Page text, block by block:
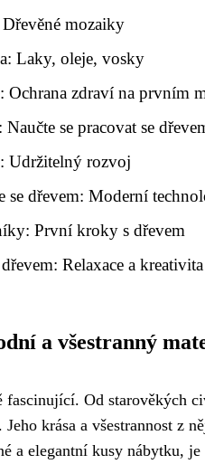
Dřevěné mozaiky
Laky, oleje, vosky
Ochrana zdraví na prvním
se pracovat se
Udržitelný rozvoj
se dřevem: Moderní
První kroky s dřevem
Relaxace a kreativita
a všestranný
fascinující. Od starověkých
krása a všestrannost z
a elegantní kusy nábytku, je